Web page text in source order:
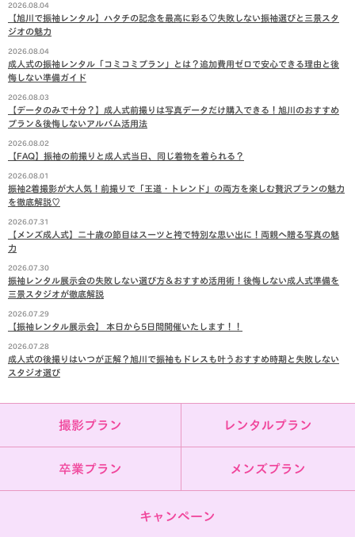
2026.08.04
【旭川で振袖レンタル】ハタチの記念を最高に彩る♡失敗しない振袖選びと三景スタ
ジオの魅力
2026.08.04
成人式の振袖レンタル「コミコミプラン」とは？追加費用ゼロで安心できる理由と後
悔しない準備ガイド
2026.08.03
【データのみで十分？】成人式前撮りは写真データだけ購入できる！旭川のおすすめ
プラン＆後悔しないアルバム活用法
2026.08.02
【FAQ】振袖の前撮りと成人式当日、同じ着物を着られる？
2026.08.01
振袖2着撮影が大人気！前撮りで「王道・トレンド」の両方を楽しむ贅沢プランの魅力
を徹底解説♡
2026.07.31
【メンズ成人式】二十歳の節目はスーツと袴で特別な思い出に！両親へ贈る写真の魅
力
2026.07.30
振袖レンタル展示会の失敗しない選び方＆おすすめ活用術！後悔しない成人式準備を
三景スタジオが徹底解説
2026.07.29
【振袖レンタル展示会】 本日から5日間開催いたします！！
2026.07.28
成人式の後撮りはいつが正解？旭川で振袖もドレスも叶うおすすめ時期と失敗しない
スタジオ選び
撮影プラン レンタルプラン
卒業プラン メンズプラン
キャンペーン